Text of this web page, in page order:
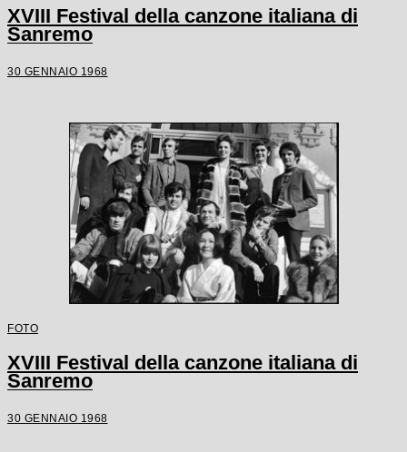
XVIII Festival della canzone italiana di
Sanremo
30 GENNAIO 1968
FOTO
XVIII Festival della canzone italiana di
Sanremo
30 GENNAIO 1968